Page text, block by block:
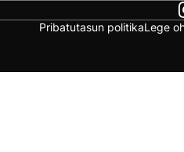
Pribatutasun politikaLege